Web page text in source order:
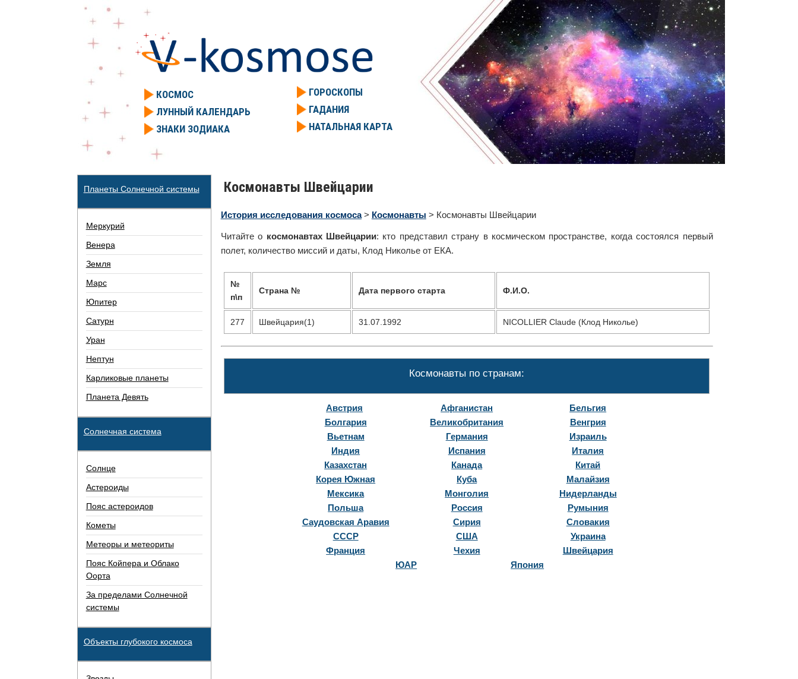
КОСМОС
ЛУННЫЙ КАЛЕНДАРЬ
ЗНАКИ ЗОДИАКА
ГОРОСКОПЫ
ГАДАНИЯ
НАТАЛЬНАЯ КАРТА
Космонавты Швейцарии
История исследования космоса > Космонавты > Космонавты Швейцарии
Читайте о космонавтах Швейцарии: кто представил страну в космическом пространстве, когда состоялся первый
полет, количество миссий и даты, Клод Николье от ЕКА.
№
п\п
Страна № Дата первого старта Ф.И.О.
277 Швейцария(1) 31.07.1992 NICOLLIER Claude (Клод Николье)
Космонавты по странам:
Австрия Афганистан
Бельгия
Болгария
Великобритания
Венгрия
Вьетнам
Германия
Израиль
Индия
Испания
Италия
Казахстан
Канада
Китай
Корея Южная
Куба
Малайзия
Мексика
Монголия
Нидерланды
Польша
Россия
Румыния
Саудовская Аравия
Сирия
Словакия
СССР
США
Украина
Франция
Чехия
Швейцария
ЮАР
Япония
Планеты Солнечной системы
Меркурий
Венера
Земля
Марс
Юпитер
Сатурн
Уран
Нептун
Карликовые планеты
Планета Девять
Солнечная система
Солнце
Астероиды
Пояс астероидов
Кометы
Метеоры и метеориты
Пояс Койпера и Облако
Оорта
За пределами Солнечной
системы
Объекты глубокого космоса